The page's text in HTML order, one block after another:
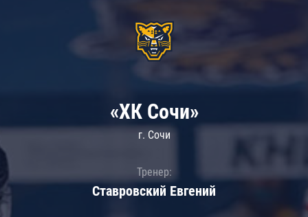
«ХК Сочи»
г. Сочи
Тренер:
Ставровский Евгений